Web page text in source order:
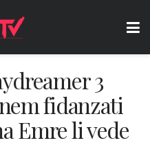
3
fidanzati
Emre li vede